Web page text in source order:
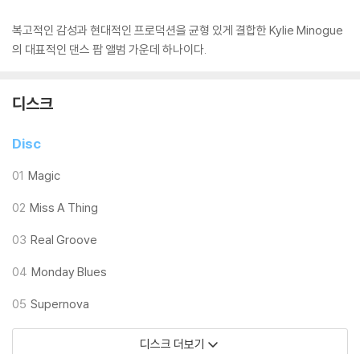
복고적인 감성과 현대적인 프로덕션을 균형 있게 결합한 Kylie Minogue
의 대표적인 댄스 팝 앨범 가운데 하나이다.
디스크
Disc
01 Magic
02 Miss A Thing
03 Real Groove
04 Monday Blues
05 Supernova
디스크 더보기